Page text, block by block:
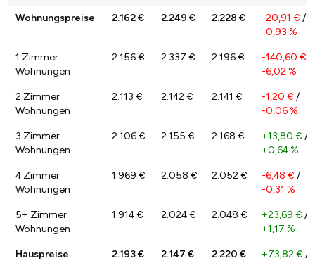
Wohnungspreise 2.162 € 2.249 € 2.228 € -20,91 € /
-0,93 %
1 Zimmer
Wohnungen
2.156 € 2.337 € 2.196 € -140,60 €
-6,02 %
2 Zimmer
Wohnungen
2.113 € 2.142 € 2.141 € -1,20 € /
-0,06 %
3 Zimmer
Wohnungen
2.106 € 2.155 € 2.168 € +13,80 € /
+0,64 %
4 Zimmer
Wohnungen
1.969 € 2.058 € 2.052 € -6,48 € /
-0,31 %
5+ Zimmer
Wohnungen
1.914 € 2.024 € 2.048 € +23,69 € /
+1,17 %
Hauspreise 2.193 € 2.147 € 2.220 € +73,82 € /